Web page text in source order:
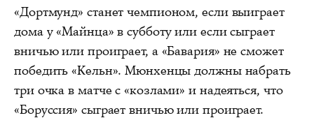
«Дортмунд» станет чемпионом, если выиграет
дома у «Майнца» в субботу или если сыграет
вничью или проиграет, а «Бавария» не сможет
победить «Кельн». Мюнхенцы должны набрать
три очка в матче с «козлами» и надеяться, что
«Боруссия» сыграет вничью или проиграет.